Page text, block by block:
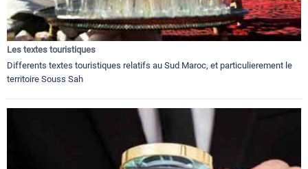
Les textes touristiques
Differents textes touristiques relatifs au Sud Maroc, et particulierement le
territoire Souss Sah